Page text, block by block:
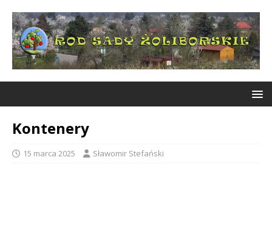
Kontenery
15 marca 2025 Sławomir Stefański